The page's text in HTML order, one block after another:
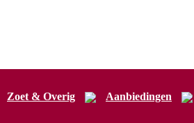
Zoet & Overig Aanbiedingen
Pfeffingen